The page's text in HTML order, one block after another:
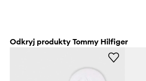
Odkryj produkty Tommy Hilfiger